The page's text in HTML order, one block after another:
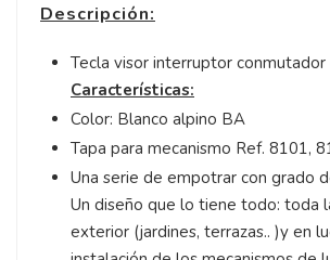
Descripción:
Tecla visor interruptor
Características:
Color: Blanco alpino BA
Tapa para mecanismo Ref. 8101,
Una serie de empotrar con grado
Un diseño que lo tiene todo: toda
exterior (jardines, terrazas.. )y en